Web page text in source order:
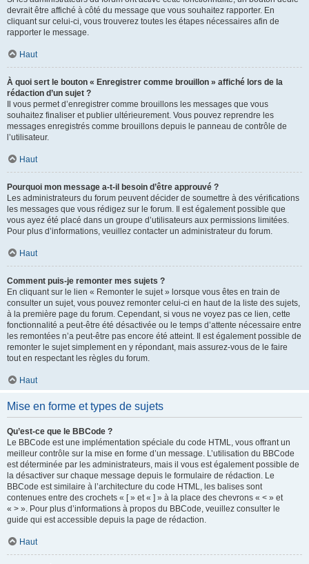
devrait être affiché à côté du message que vous souhaitez rapporter. En
cliquant sur celui-ci, vous trouverez toutes les étapes nécessaires afin de
rapporter le message.
Haut
À quoi sert le bouton « Enregistrer comme brouillon » affiché lors de la
rédaction d’un sujet ?
Il vous permet d’enregistrer comme brouillons les messages que vous
souhaitez finaliser et publier ultérieurement. Vous pouvez reprendre les
messages enregistrés comme brouillons depuis le panneau de contrôle de
l’utilisateur.
Haut
Pourquoi mon message a-t-il besoin d’être approuvé ?
Les administrateurs du forum peuvent décider de soumettre à des vérifications
les messages que vous rédigez sur le forum. Il est également possible que
vous ayez été placé dans un groupe d’utilisateurs aux permissions limitées.
Pour plus d’informations, veuillez contacter un administrateur du forum.
Haut
Comment puis-je remonter mes sujets ?
En cliquant sur le lien « Remonter le sujet » lorsque vous êtes en train de
consulter un sujet, vous pouvez remonter celui-ci en haut de la liste des sujets,
à la première page du forum. Cependant, si vous ne voyez pas ce lien, cette
fonctionnalité a peut-être été désactivée ou le temps d’attente nécessaire entre
les remontées n’a peut-être pas encore été atteint. Il est également possible de
remonter le sujet simplement en y répondant, mais assurez-vous de le faire
tout en respectant les règles du forum.
Haut
Mise en forme et types de sujets
Qu’est-ce que le BBCode ?
Le BBCode est une implémentation spéciale du code HTML, vous offrant un
meilleur contrôle sur la mise en forme d’un message. L’utilisation du BBCode
est déterminée par les administrateurs, mais il vous est également possible de
la désactiver sur chaque message depuis le formulaire de rédaction. Le
BBCode est similaire à l’architecture du code HTML, les balises sont
contenues entre des crochets « [ » et « ] » à la place des chevrons « < » et
« > ». Pour plus d’informations à propos du BBCode, veuillez consulter le
guide qui est accessible depuis la page de rédaction.
Haut